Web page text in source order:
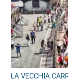
LA VECCHIA